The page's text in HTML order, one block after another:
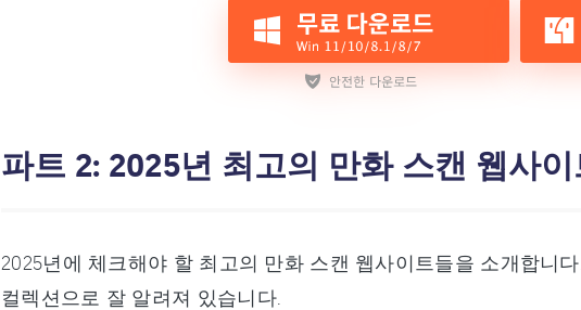
파트 2: 2025년 최고의 만화 스캔 웹사이
2025년에 체크해야 할 최고의 만화 스캔 웹사이트들을 소개합니
컬렉션으로 잘 알려져 있습니다.